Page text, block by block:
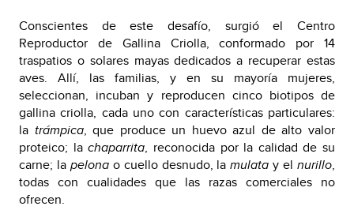
Conscientes de este desafío, surgió el Centro
Reproductor de Gallina Criolla, conformado por 14
traspatios o solares mayas dedicados a recuperar estas
aves. Allí, las familias, y en su mayoría mujeres,
seleccionan, incuban y reproducen cinco biotipos de
gallina criolla, cada uno con características particulares:
la trámpica, que produce un huevo azul de alto valor
proteico; lachaparrita, reconocida por la calidad de su
carne; la pelonao cuello desnudo, lamulata y elnurillo,
todas con cualidades que las razas comerciales no
ofrecen.